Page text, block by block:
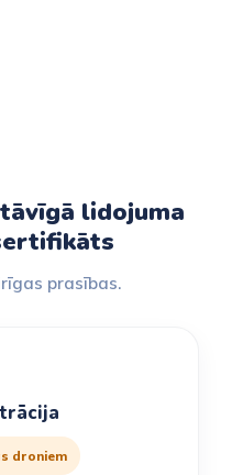
lidojuma
prasības.
droniem